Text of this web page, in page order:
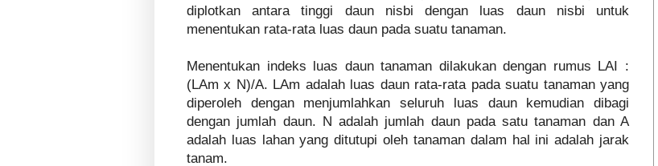
diplotkan antara tinggi daun nisbi dengan luas daun nisbi untuk
menentukan rata-rata luas daun pada suatu tanaman.
Menentukan indeks luas daun tanaman dilakukan dengan rumus LAI :
(LAm x N)/A. LAm adalah luas daun rata-rata pada suatu tanaman yang
diperoleh dengan menjumlahkan seluruh luas daun kemudian dibagi
dengan jumlah daun. N adalah jumlah daun pada satu tanaman dan A
adalah luas lahan yang ditutupi oleh tanaman dalam hal ini adalah jarak
tanam.